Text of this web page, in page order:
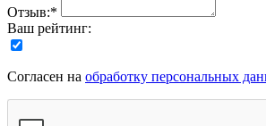
Отзыв:*
Ваш рейтинг:
Согласен на обработку персональных